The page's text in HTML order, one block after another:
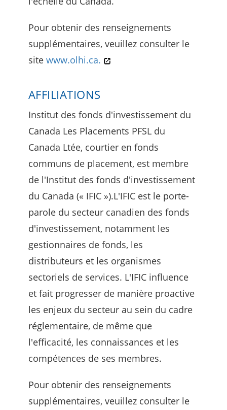
Pour obtenir des renseignements
supplémentaires, veuillez consulter le
site www.olhi.ca.
AFFILIATIONS
Institut des fonds d'investissement du
Canada Les Placements PFSL du
Canada Ltée, courtier en fonds
communs de placement, est membre
de l'Institut des fonds d'investissement
du Canada (« IFIC »).L'IFIC est le porte-
parole du secteur canadien des fonds
d'investissement, notamment les
gestionnaires de fonds, les
distributeurs et les organismes
sectoriels de services. L'IFIC influence
et fait progresser de manière proactive
les enjeux du secteur au sein du cadre
réglementaire, de même que
l'efficacité, les connaissances et les
compétences de ses membres.
Pour obtenir des renseignements
supplémentaires, veuillez consulter le